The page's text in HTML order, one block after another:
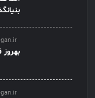
بهروز